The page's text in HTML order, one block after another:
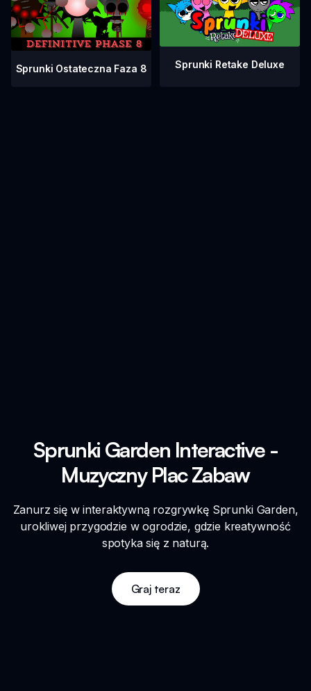
Sprunki Ostateczna Faza 8 Sprunki Retake Deluxe
Sprunki Garden Interactive -
Muzyczny Plac Zabaw
Zanurz się w interaktywną rozgrywkę Sprunki Garden,
urokliwej przygodzie w ogrodzie, gdzie kreatywność
spotyka się z naturą.
Graj teraz